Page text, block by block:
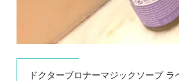
ドクターブロナーマジックソープ ラ